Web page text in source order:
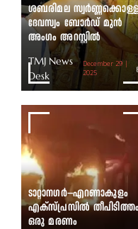
ശബരിമല
ദേവസ്വം ബോർഡ് മുൻ
അംഗം അറസ്റ്റിൽ
TMJ News
Desk
December 29 |
2025
ടാറ്റാനഗർ–എറണാകുളം
എക്സ്പ്രസിൽ
ഒരു മരണം